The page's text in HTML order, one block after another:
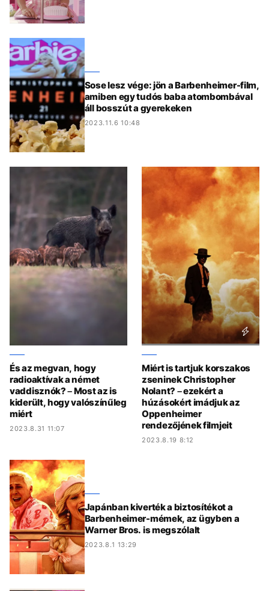
Sose lesz vége: jön a Barbenheimer-film,
amiben egy tudós baba atombombával
áll bosszút a gyerekeken
2023.11.6 10:48
És az megvan, hogy
radioaktívak a német
vaddisznók? – Most az is
kiderült, hogy valószínűleg
miért
2023.8.31 11:07
Miért is tartjuk korszakos
zseninek Christopher
Nolant? – ezekért a
húzásokért imádjuk az
Oppenheimer
rendezőjének filmjeit
2023.8.19 8:12
Japánban kiverték a biztosítékot a
Barbenheimer-mémek, az ügyben a
Warner Bros. is megszólalt
2023.8.1 13:29